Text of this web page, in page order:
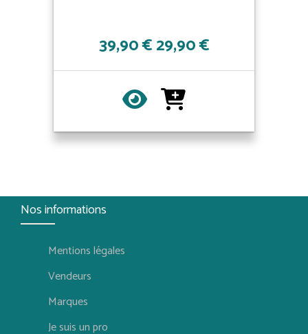
39,90 €29,90 €
Nos informations
Mentions légales
Vendeurs
Marques
Je suis un pro